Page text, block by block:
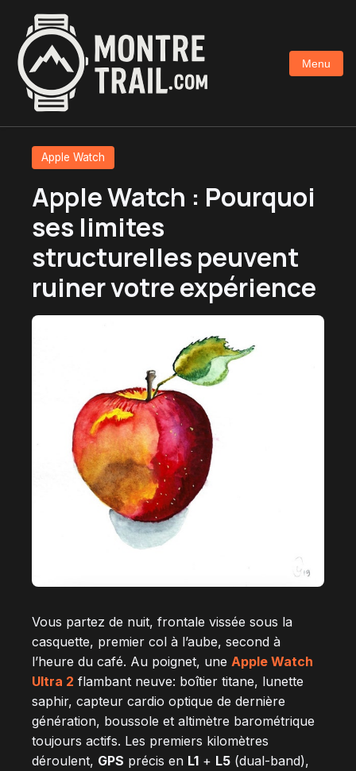
contenu
principal
Menu
Apple Watch
Apple Watch : Pourquoi
ses limites
structurelles peuvent
ruiner votre expérience
Vous partez de nuit, frontale vissée sous la
casquette, premier col à l’aube, second à
l’heure du café. Au poignet, une Apple Watch
Ultra 2 flambant neuve: boîtier titane, lunette
saphir, capteur cardio optique de dernière
génération, boussole et altimètre barométrique
toujours actifs. Les premiers kilomètres
déroulent, GPS précis en L1 + L5 (dual-band),